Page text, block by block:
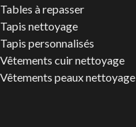
Tables à repasser
Tapis nettoyage
Tapis personnalisés
Vêtements cuir nettoyage
Vêtements peaux nettoyage